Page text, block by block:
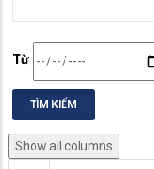
Từ
Show all columns